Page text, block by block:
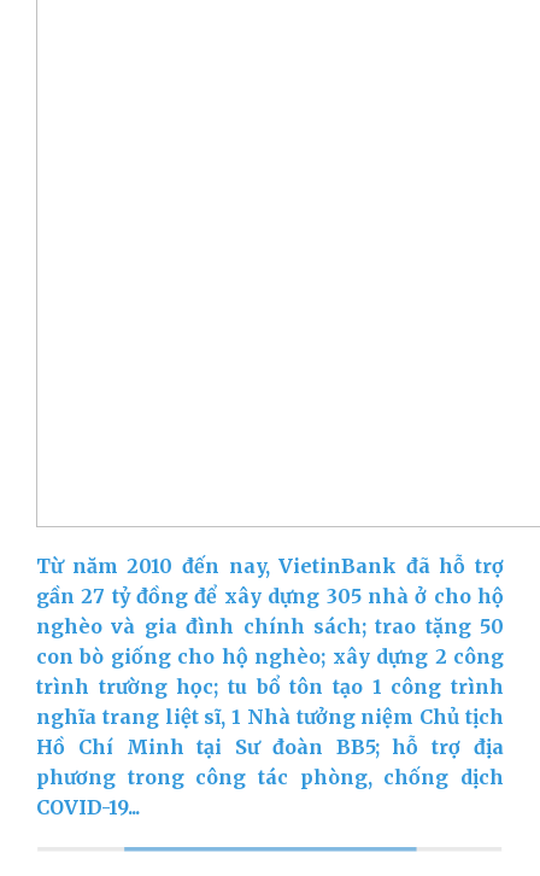
Từ năm 2010 đến nay, VietinBank đã hỗ trợ
gần 27 tỷ đồng để xây dựng 305 nhà ở cho hộ
nghèo và gia đình chính sách; trao tặng 50
con bò giống cho hộ nghèo; xây dựng 2 công
trình trường học; tu bổ tôn tạo 1 công trình
nghĩa trang liệt sĩ, 1 Nhà tưởng niệm Chủ tịch
Hồ Chí Minh tại Sư đoàn BB5; hỗ trợ địa
phương trong công tác phòng, chống dịch
COVID-19...